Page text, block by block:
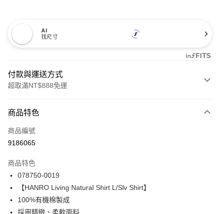
AI
找尺寸
付款與運送方式
超取滿NT$888免運
信用卡一次付款
信用卡分期付款
合作金庫商業銀行
華南商業銀行
上海商業儲蓄銀行
台北富邦商業銀行
國泰世華商業銀行
臺灣中小企業銀行
Apple Pay
悠遊付
商品特色
商品編號
9186065
商品特色
078750-0019
【HANRO Living Natural Shirt L/Slv Shirt】
100%有機棉製成
採用精緻、柔軟面料